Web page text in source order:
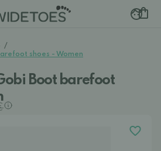
/
shoes - Women
Boot barefoot